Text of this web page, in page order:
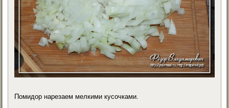
Помидор нарезаем мелкими кусочками.